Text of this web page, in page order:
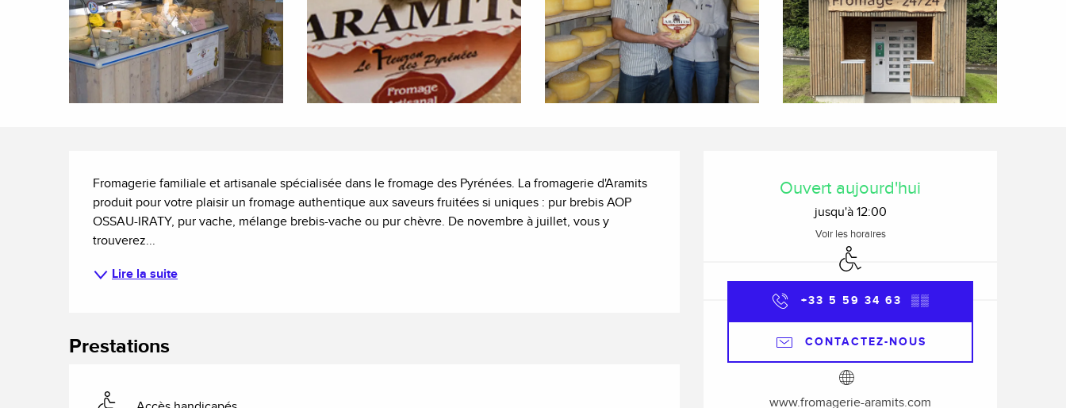
Ouvert aujourd'hui
jusqu'à 12:00
Voir les horaires
Accès handicapés
+33 5 59 34 63 ▒▒
CONTACTEZ-NOUS
www.fromagerie-aramits.com
Fromagerie familiale et artisanale spécialisée dans le fromage des Pyrénées. La fromagerie d'Aramits
produit pour votre plaisir un fromage authentique aux saveurs fruitées si uniques : pur brebis AOP
OSSAU-IRATY, pur vache, mélange brebis-vache ou pur chèvre. De novembre à juillet, vous y
trouverez...
Lire la suite
Prestations